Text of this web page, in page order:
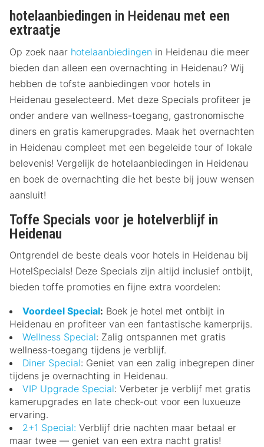
hotelaanbiedingen in Heidenau met een
extraatje
Op zoek naar hotelaanbiedingen in Heidenau die meer
bieden dan alleen een overnachting in Heidenau? Wij
hebben de tofste aanbiedingen voor hotels in
Heidenau geselecteerd. Met deze Specials profiteer je
onder andere van wellness-toegang, gastronomische
diners en gratis kamerupgrades. Maak het overnachten
in Heidenau compleet met een begeleide tour of lokale
belevenis! Vergelijk de hotelaanbiedingen in Heidenau
en boek de overnachting die het beste bij jouw wensen
aansluit!
Toffe Specials voor je hotelverblijf in
Heidenau
Ontgrendel de beste deals voor hotels in Heidenau bij
HotelSpecials! Deze Specials zijn altijd inclusief ontbijt,
bieden toffe promoties en fijne extra voordelen:
Voordeel Special: Boek je hotel met ontbijt in
Heidenau en profiteer van een fantastische kamerprijs.
Wellness Special: Zalig ontspannen met gratis
wellness-toegang tijdens je verblijf.
Diner Special: Geniet van een zalig inbegrepen diner
tijdens je overnachting in Heidenau.
VIP Upgrade Special: Verbeter je verblijf met gratis
kamerupgrades en late check-out voor een luxueuze
ervaring.
2+1 Special: Verblijf drie nachten maar betaal er
maar twee — geniet van een extra nacht gratis!